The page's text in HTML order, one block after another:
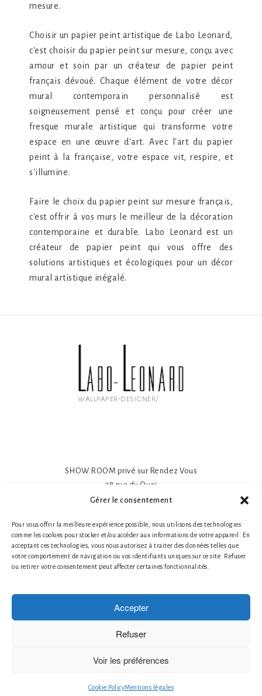
Gérer le consentement
Pour vous offrir la meilleure expérience possible, nous utilisons des technologies
comme les cookies pour stocker et/ou accéder aux informations de votre appareil. En
acceptant ces technologies, vous nous autorisez à traiter des données telles que
votre comportement de navigation ou vos identifiants uniques sur ce site. Refuser
ou retirer votre consentement peut affecter certaines fonctionnalités.
Accepter
Refuser
Voir les préférences
Cookie PolicyMentions légales
mesure.
Choisir un papier peint artistique de Labo Leonard,
c'est choisir du papier peint sur mesure, conçu avec
amour et soin par un créateur de papier peint
français dévoué. Chaque élément de votre décor
mural contemporain personnalisé est
soigneusement pensé et conçu pour créer une
fresque murale artistique qui transforme votre
espace en une œuvre d'art. Avec l'art du papier
peint à la française, votre espace vit, respire, et
s'illumine.
Faire le choix du papier peint sur mesure français,
c'est offrir à vos murs le meilleur de la décoration
contemporaine et durable. Labo Leonard est un
créateur de papier peint qui vous offre des
solutions artistiques et écologiques pour un décor
mural artistique inégalé.
wallpaper-designer/
SHOW ROOM privé sur Rendez Vous
38 rue du Quai
81600 GAILLAC
Impression sur-mesure
Made in France- Made in Tarn
Tél. 1 : +33 (0)6 78 66 87 25 Nathalie Guillot
Tél. 2 : +33 (0)6 87 49 60 20 Bruno Defontaine
Mentions légales|© 2026 LABO-LEONARD
Créateur de papier peint
Création de Fresques Murales Artistiques
Décor Mural Artistique
Décoration Murale Personnalisée
Papier Peint Artistique